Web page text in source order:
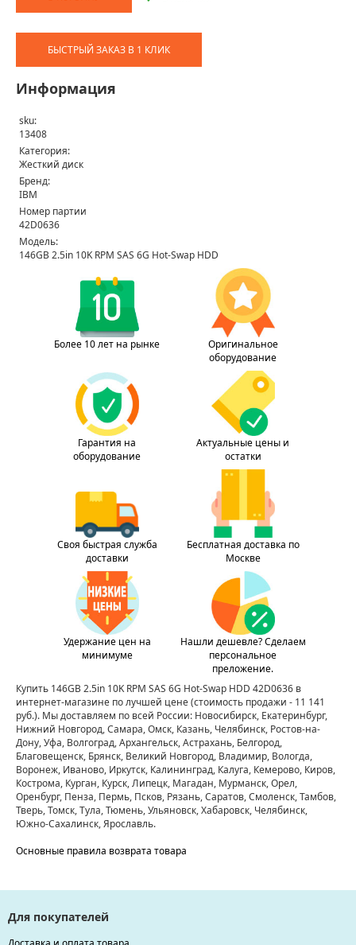
БЫСТРЫЙ ЗАКАЗ В 1 КЛИК
Информация
sku:
13408
Категория:
Жесткий диск
Бренд:
IBM
Номер партии
42D0636
Модель:
146GB 2.5in 10K RPM SAS 6G Hot-Swap HDD
Более 10 лет на рынке
Оригинальное
оборудование
Гарантия на
оборудование
Актуальные цены и
остатки
Своя быстрая служба
доставки
Бесплатная доставка по
Москве
Удержание цен на
минимуме
Нашли дешевле? Сделаем
персональное
преложение.
Купить 146GB 2.5in 10K RPM SAS 6G Hot-Swap HDD 42D0636 в
интернет-магазине по лучшей цене(стоимость продажи - 11 141
руб.). Мы доставляем по всей России: Новосибирск, Екатеринбург,
Нижний Новгород, Самара, Омск, Казань, Челябинск, Ростов-на-
Дону, Уфа, Волгоград, Архангельск, Астрахань, Белгород,
Благовещенск, Брянск, Великий Новгород, Владимир, Вологда,
Воронеж, Иваново, Иркутск, Калининград, Калуга, Кемерово, Киров,
Кострома, Курган, Курск, Липецк, Магадан, Мурманск, Орел,
Оренбург, Пенза, Пермь, Псков, Рязань, Саратов, Смоленск, Тамбов,
Тверь, Томск, Тула, Тюмень, Ульяновск, Хабаровск, Челябинск,
Южно-Сахалинск, Ярославль.
Основные правила возврата товара
Для покупателей